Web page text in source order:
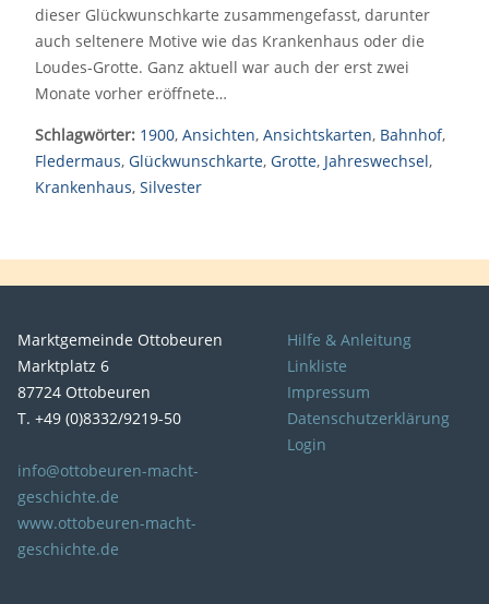
dieser Glückwunschkarte zusammengefasst, darunter
auch seltenere Motive wie das Krankenhaus oder die
Loudes-Grotte. Ganz aktuell war auch der erst zwei
Monate vorher eröffnete…
Schlagwörter: 1900, Ansichten, Ansichtskarten, Bahnhof,
Fledermaus, Glückwunschkarte, Grotte, Jahreswechsel,
Krankenhaus, Silvester
Marktgemeinde Ottobeuren
Marktplatz 6
87724 Ottobeuren
T. +49 (0)8332/9219-50
info@ottobeuren-macht-
geschichte.de
www.ottobeuren-macht-
geschichte.de
Hilfe & Anleitung
Linkliste
Impressum
Datenschutzerklärung
Login